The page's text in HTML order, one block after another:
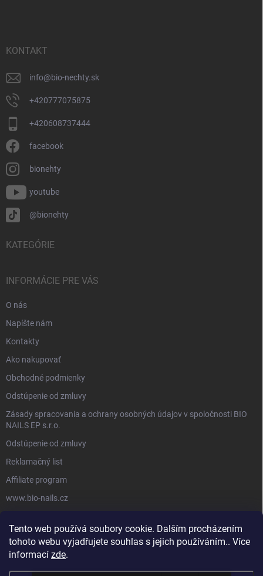
Tento web používá soubory cookie. Dalším procházením
tohoto webu vyjadřujete souhlas s jejich používáním.. Více
informací zde.
KONTAKT
info@bio-nechty.sk
+420777075875
+420608737444
facebook
bionehty
youtube
@bionehty
KATEGÓRIE
INFORMÁCIE PRE VÁS
O nás
Napíšte nám
Kontakty
Ako nakupovať
Obchodné podmienky
Odstúpenie od zmluvy
Zásady spracovania a ochrany osobných údajov v spoločnosti BIO
NAILS EP s.r.o.
Odstúpenie od zmluvy
Reklamačný list
Affiliate program
www.bio-nails.cz
FACEBOOK